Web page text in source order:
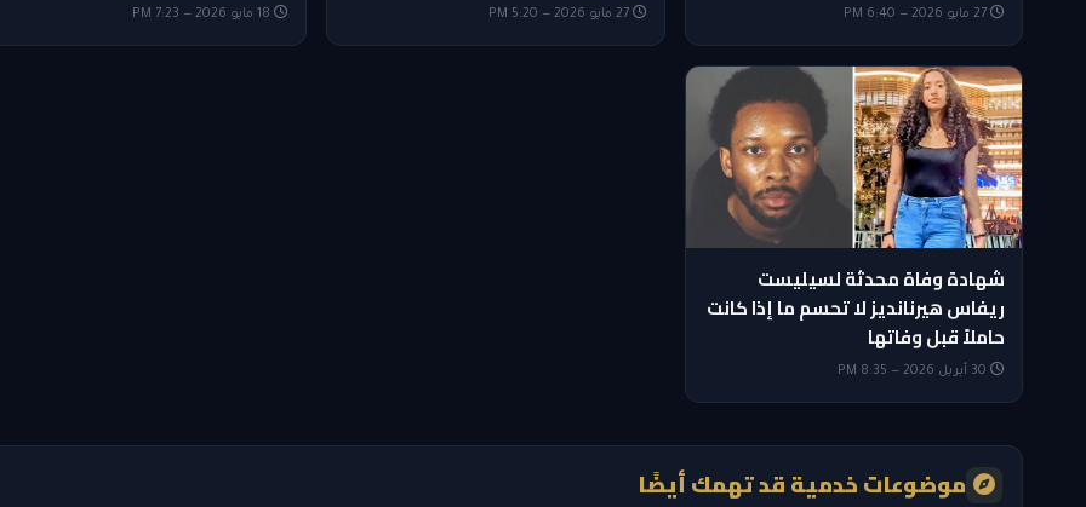
27 مايو 2026 — 5:20 PM 18 مايو 2026 — 7:23 PM
شهادة وفاة محدثة لسيليست
ريفاس هيرنانديز لا تحسم ما إذا كانت
حاملاً قبل وفاتها
موضوعات خدمية قد تهمك أيضًا